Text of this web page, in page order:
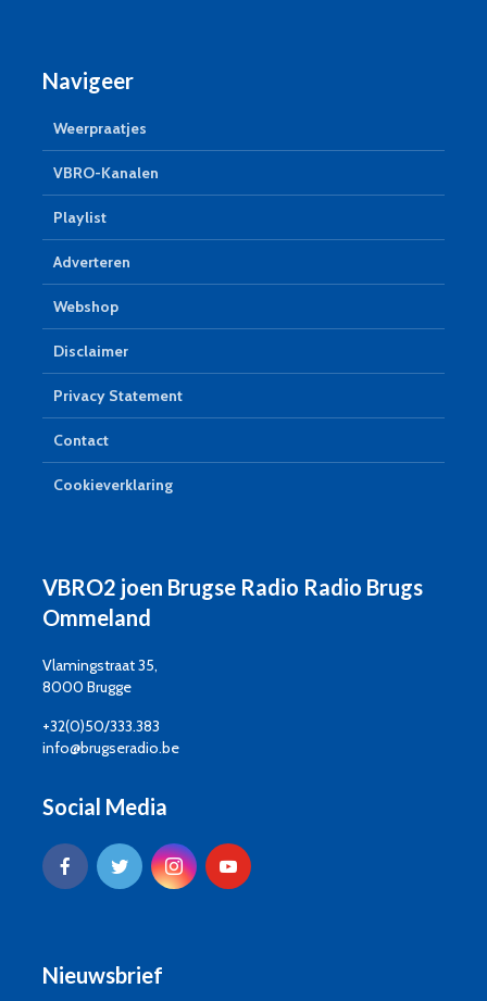
Navigeer
Weerpraatjes
VBRO-Kanalen
Playlist
Adverteren
Webshop
Disclaimer
Privacy Statement
Contact
Cookieverklaring
VBRO2 joen Brugse Radio Radio Brugs
Ommeland
Vlamingstraat 35,
8000 Brugge
+32(0)50/333.383
info@brugseradio.be
Social Media
Nieuwsbrief